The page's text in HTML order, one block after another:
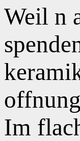
Weil n
Im